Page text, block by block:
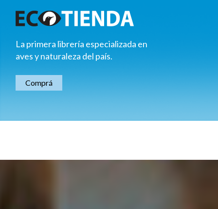
La primera librería especializada en
aves y naturaleza del país.
Comprá